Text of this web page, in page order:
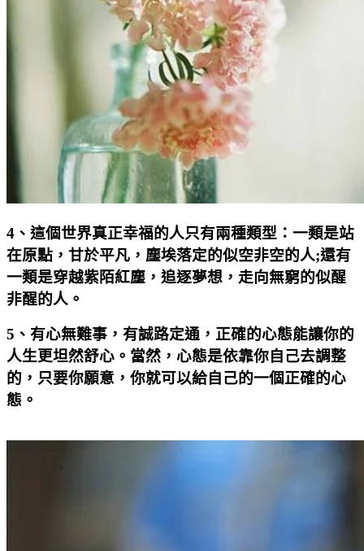
4 、這個世界真正幸福的人只有兩種類型：一類是站
在原點，甘於平凡，塵埃落定的似空非空的人;還有
一類是穿越紫陌紅塵，追逐夢想，走向無窮的似醒
非醒的人。
5 、有心無難事，有誠路定通，正確的心態能讓你的
人生更坦然舒心。當然，心態是依靠你自己去調整
的，只要你願意，你就可以給自己的一個正確的心
態。